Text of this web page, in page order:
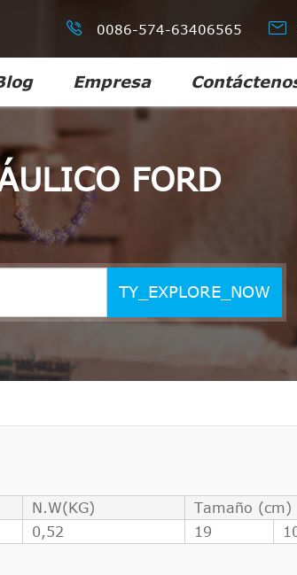
 0086-574-63406565 
Empresa
FORD
TY_EXPLORE_NOW
N.W(KG)
Tamaño (cm)
0,52 19